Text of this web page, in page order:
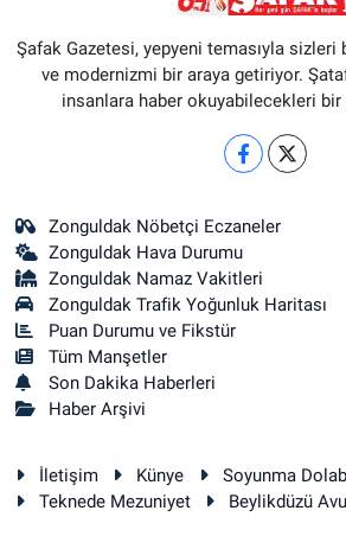
Şafak Gazetesi, yepyeni temasıyla sizleri
ve modernizmi bir araya getiriyor.
insanlara haber okuyabilecekleri bir
Zonguldak Nöbetçi Eczaneler
Zonguldak Hava Durumu
Zonguldak Namaz Vakitleri
Zonguldak Trafik Yoğunluk Haritası
Puan Durumu ve Fikstür
Tüm Manşetler
Son Dakika Haberleri
Haber Arşivi
İletişim Künye
Soyunma
Teknede Mezuniyet
Beylikdüzü